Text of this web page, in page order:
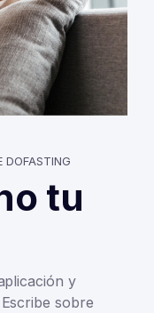
DOFASTING
tu
y
sobre